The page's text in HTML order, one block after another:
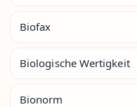
Biofax
Biologische Wertigkeit
Bionorm